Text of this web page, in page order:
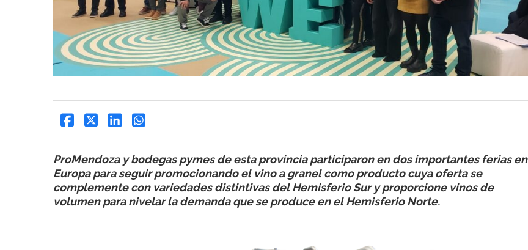
ProMendoza y bodegas pymes de esta provincia participaron en dos importantes ferias en
Europa para seguir promocionando el vino a granel como producto cuya oferta se
complemente con variedades distintivas del Hemisferio Sur y proporcione vinos de
volumen para nivelar la demanda que se produce en el Hemisferio Norte.